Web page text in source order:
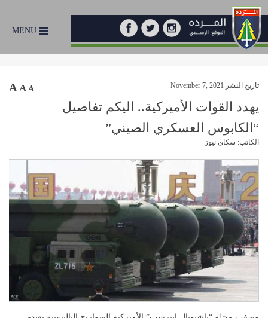
MENU
تاريخ النشر November 7, 2021 A A A
يهدد القوات الأميركية.. اليكم تفاصيل
“الكابوس العسكري الصيني”
الكاتب: سكاي نيوز